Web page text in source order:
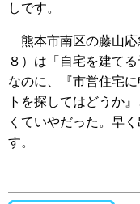
しです。
熊本市南区の藤山応
８）は「自宅を建て
なのに、『市営住宅
トを探してはどうか
くていやだった。早
す。